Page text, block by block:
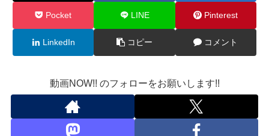
Pocket LINE Pinterest
LinkedIn コピー コメント
動画NOW!! のフォローをお願いします!!